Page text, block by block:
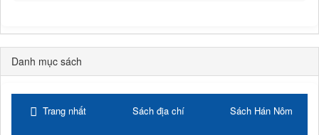
Danh mục sách
Trang nhất Sách địa chí Sách Hán Nôm